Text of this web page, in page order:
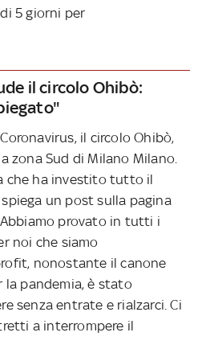
5 giorni per
il circolo Ohibò:
il circolo Ohibò,
zona Sud di Milano Milano.
che ha investito tutto il
un post sulla pagina
provato in tutti i
noi che siamo
nonostante il canone
pandemia, è stato
senza entrate e rialzarci. Ci
a interrompere il